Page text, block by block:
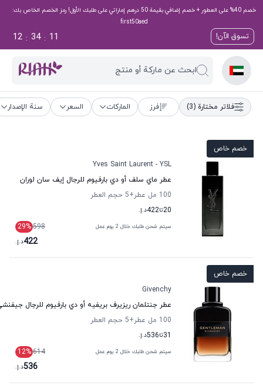
خصم 40% على العطور + خصم إضافي بقيمة 50 درهم إماراتي على طلبك الأول! رمز الخصم الخاص بك:
first50aed
تسوق الآن! 10
:
34
:
12
ابحث عن ماركة أو منتج
فلاتر مختارة (3) فرز الماركات السعر سنة الإصدار
خصم خاص
Yves Saint Laurent - YSL
عطر ماي سلف أو دي بارفيوم للرجال إيف سان لوران
100 مل عطر
+5
حجم العطر
20تا422د.إ.
سيتم شحن طلبك خلال 2 يوم عمل 598
29%
422د.إ.
خصم خاص
Givenchy
عطر جنتلمان ريزيرف بريفيه أو دي بارفيوم للرجال
100 مل عطر
+5
حجم العطر
31تا536د.إ.
سيتم شحن طلبك خلال 2 يوم عمل 614
12%
536د.إ.